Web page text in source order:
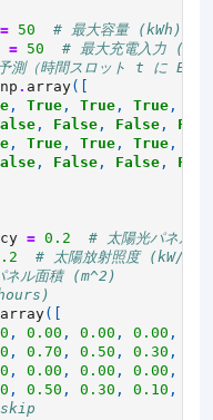
= 50
# 最大容量 (kWh)
= 50
# 最大充電入力 (kW)
測（時間スロット t に EV
np . array([
, True , True , True ,
, False , False ,
, True , True , True ,
, False , False ,
= 0.2
# 太陽光パネル効
# 太陽放射照度 (kW/
ネル面積 (m^2)
array([
, 0.00 , 0.00 , 0.00 ,
, 0.70 , 0.50 , 0.30 ,
, 0.00 , 0.00 , 0.00 ,
, 0.50 , 0.30 , 0.10 ,